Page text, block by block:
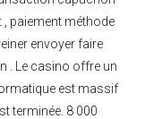
paiement méthode
envoyer faire
. Le casino offre un
est massif
terminée. 8 000